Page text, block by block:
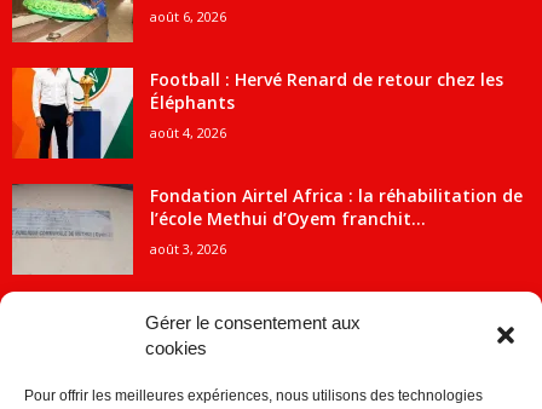
Gérer le consentement aux
cookies
Pour offrir les meilleures expériences, nous utilisons des technologies
août 6, 2026
Football : Hervé Renard de retour chez les
Éléphants
août 4, 2026
Fondation Airtel Africa : la réhabilitation de
l’école Methui d’Oyem franchit...
août 3, 2026
ACTUALITES